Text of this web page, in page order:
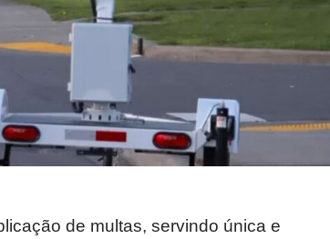
de multas, servindo única e